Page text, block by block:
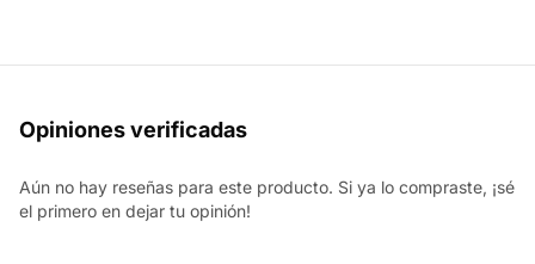
Opiniones verificadas
Aún no hay reseñas para este producto. Si ya lo compraste, ¡sé
el primero en dejar tu opinión!